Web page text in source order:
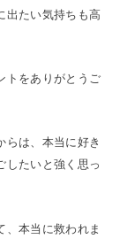
出たい気持ちも高
トをありがとうご
らは、本当に好き
したいと強く思っ
、本当に救われま